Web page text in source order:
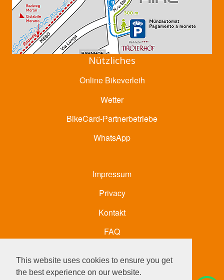
This website uses cookies to ensure you get
the best experience on our website.
Nützliches
Online Bikeverleih
Wetter
BikeCard-Partnerbetriebe
WhatsApp
Impressum
Privacy
Kontakt
FAQ